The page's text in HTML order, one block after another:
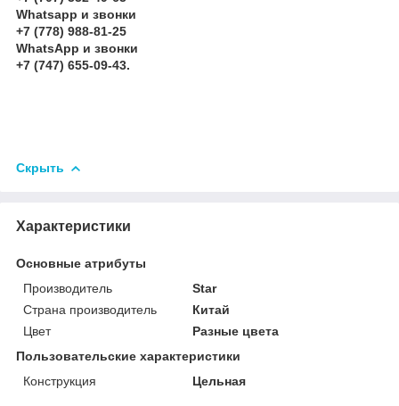
Whatsapp и звонки
+7 (778) 988-81-25
WhatsApp и звонки
+7 (747) 655-09-43.
Скрыть
Характеристики
Основные атрибуты
Производитель
Star
Страна производитель
Китай
Цвет
Разные цвета
Пользовательские характеристики
Конструкция
Цельная